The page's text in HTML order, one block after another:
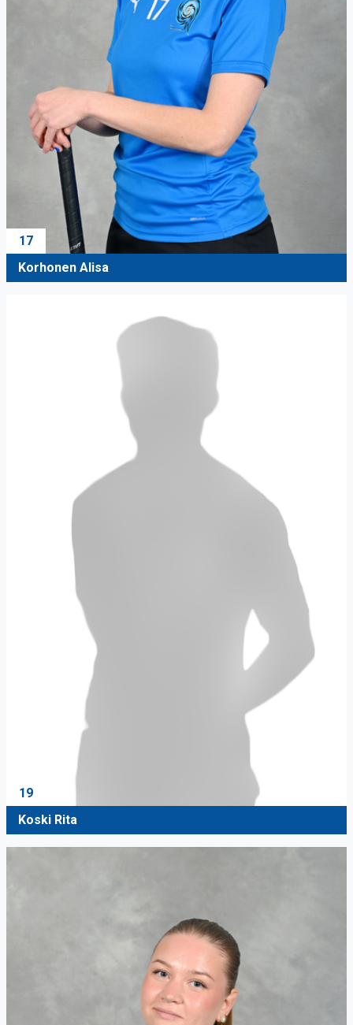
17
Korhonen Alisa
19
Koski Rita